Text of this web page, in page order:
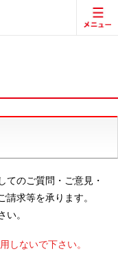
てのご質問・ご意見・
求等を承ります。
い。
しないで下さい。